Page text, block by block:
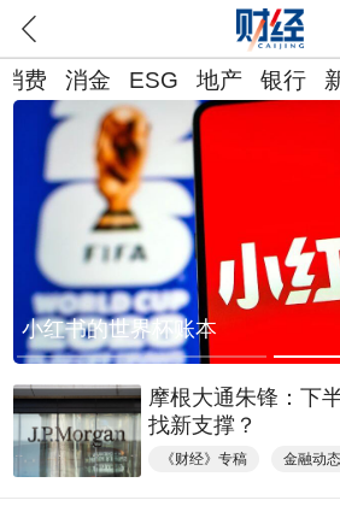
费 消金 ESG 地产 银行
账本
摩根大通朱锋：下
找新支撑？
《财经》专稿 金融动态